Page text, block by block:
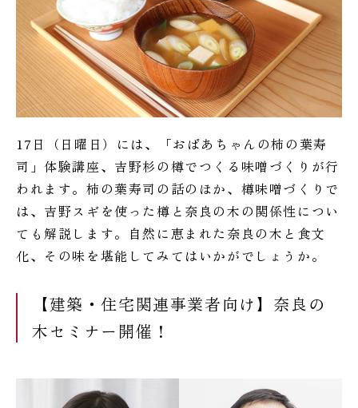
17日（日曜日）には、「おばあちゃんの柿の葉寿
司」体験講座、吉野杉の樽でつくる味噌づくりが行
われます。柿の葉寿司の話のほか、樽味噌づくりで
は、吉野スギを使った樽と奈良の木の関係性につい
ても解説します。自然に恵まれた奈良の木と食文
化、その味を堪能してみてはいかがでしょうか。
【建築・住宅関連事業者向け】奈良の
木セミナー開催！